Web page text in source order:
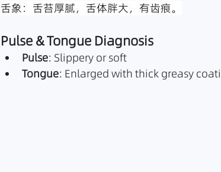
舌象：舌苔厚腻，舌体胖大，有齿痕。
Pulse & Tongue Diagnosis
Pulse: Slippery or soft
Tongue: Enlarged with thick greasy